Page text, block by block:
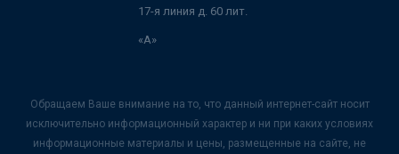
17-я линия д. 60 лит.
«А»
Обращаем Ваше внимание на то, что данный интернет-сайт носит
исключительно информационный характер и ни при каких условиях
информационные материалы и цены, размещенные на сайте, не